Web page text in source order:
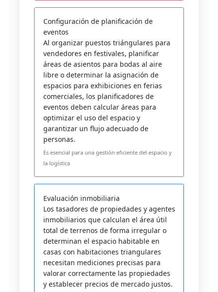
Configuración de planificación de
eventos
Al organizar puestos triángulares para
vendedores en festivales, planificar
áreas de asientos para bodas al aire
libre o determinar la asignación de
espacios para exhibiciones en ferias
comerciales, los planificadores de
eventos deben calcular áreas para
optimizar el uso del espacio y
garantizar un flujo adecuado de
personas.
Es esencial para una gestión eficiente del espacio y
la logística
Evaluación inmobiliaria
Los tasadores de propiedades y agentes
inmobiliarios que calculan el área útil
total de terrenos de forma irregular o
determinan el espacio habitable en
casas con habitaciones triangulares
necesitan mediciones precisas para
valorar correctamente las propiedades
y establecer precios de mercado justos.